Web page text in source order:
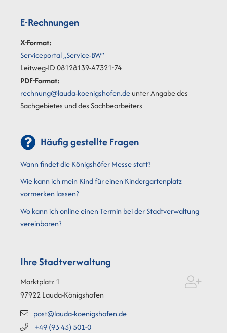
E-Rechnungen
X-Format:
Serviceportal „Service-BW“
Leitweg-ID 08128139-A7321-74
PDF-Format:
rechnung@lauda-koenigshofen.deunter Angabe des
Sachgebietes und des Sachbearbeiters
Häufig gestellte Fragen
Wann findet die Königshöfer Messe statt?
Wie kann ich mein Kind für einen Kindergartenplatz
vormerken lassen?
Wo kann ich online einen Termin bei der Stadtverwaltung
vereinbaren?
Ihre Stadtverwaltung
Marktplatz 1
97922Lauda-Königshofen
post@lauda-koenigshofen.de
+49 (9343) 501-0